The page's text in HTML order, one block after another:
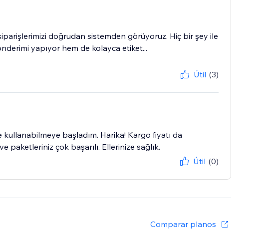
doğrudan sistemden görüyoruz. Hiç bir şey ile
yapıyor hem de kolayca etiket...
Útil (3)
başladım. Harika! Kargo fiyatı da
paketleriniz çok başarılı. Ellerinize sağlık.
Útil (0)
Comparar planos